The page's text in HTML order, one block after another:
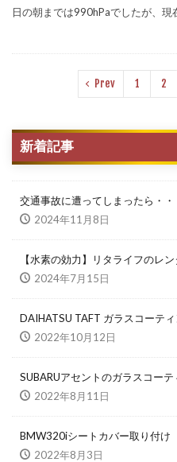
日の朝までは990hPaでしたが、
Prev 1 2
新着記事
交通事故に遭ってしまったら・
2024年11月8日
【水素の効力】リタライフのレ
2024年7月15日
DAIHATSU TAFT ガラスコーテ
2022年10月12日
SUBARUアセントのガラスコーテ
2022年8月11日
BMW320iシートカバー取り付け
2022年8月3日